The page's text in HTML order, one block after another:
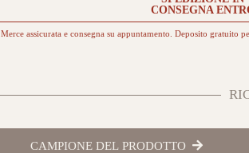
CONSEGNA
Merce assicurata e consegna su appuntamento. Deposito gratuito
CAMPIONE DEL PRODOTTO